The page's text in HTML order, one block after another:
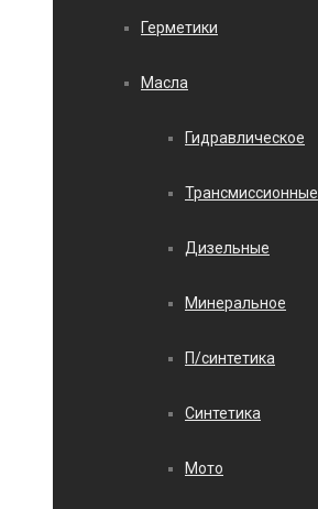
Герметики
Масла
Гидравлическое
Трансмиссионные
Дизельные
Минеральное
П/синтетика
Синтетика
Мото